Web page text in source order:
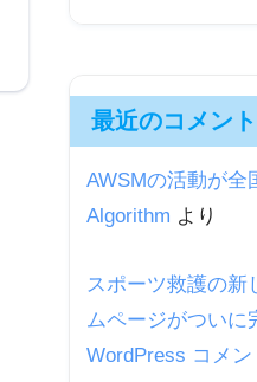
最近のコメント
AWSMの活動が全
Algorithm より
スポーツ救護の新
ムページがついに
WordPress コメ